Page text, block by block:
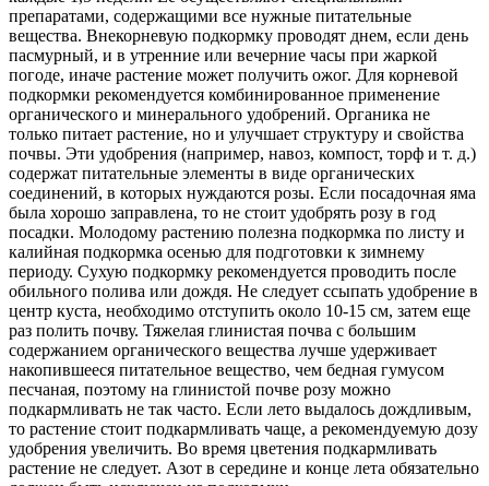
препаратами, содержащими все нужные питательные
вещества. Внекорневую подкормку проводят днем, если день
пасмурный, и в утренние или вечерние часы при жаркой
погоде, иначе растение может получить ожог. Для корневой
подкормки рекомендуется комбинированное применение
органического и минерального удобрений. Органика не
только питает растение, но и улучшает структуру и свойства
почвы. Эти удобрения (например, навоз, компост, торф и т. д.)
содержат питательные элементы в виде органических
соединений, в которых нуждаются розы. Если посадочная яма
была хорошо заправлена, то не стоит удобрять розу в год
посадки. Молодому растению полезна подкормка по листу и
калийная подкормка осенью для подготовки к зимнему
периоду. Сухую подкормку рекомендуется проводить после
обильного полива или дождя. Не следует ссыпать удобрение в
центр куста, необходимо отступить около 10-15 см, затем еще
раз полить почву. Тяжелая глинистая почва с большим
содержанием органического вещества лучше удерживает
накопившееся питательное вещество, чем бедная гумусом
песчаная, поэтому на глинистой почве розу можно
подкармливать не так часто. Если лето выдалось дождливым,
то растение стоит подкармливать чаще, а рекомендуемую дозу
удобрения увеличить. Во время цветения подкармливать
растение не следует. Азот в середине и конце лета обязательно